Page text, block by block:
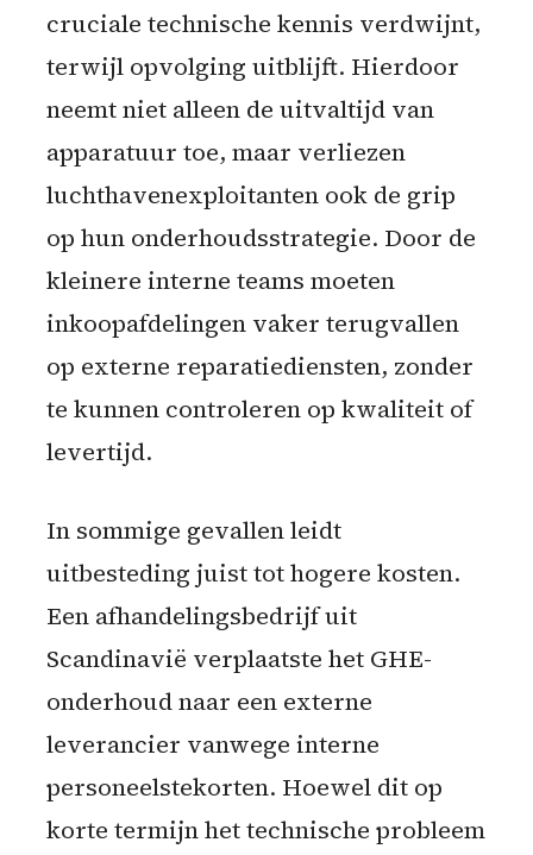
cruciale technische kennis verdwijnt,
terwijl opvolging uitblijft. Hierdoor
neemt niet alleen de uitvaltijd van
apparatuur toe, maar verliezen
luchthavenexploitanten ook de grip
op hun onderhoudsstrategie. Door de
kleinere interne teams moeten
inkoopafdelingen vaker terugvallen
op externe reparatiediensten, zonder
te kunnen controleren op kwaliteit of
levertijd.
In sommige gevallen leidt
uitbesteding juist tot hogere kosten.
Een afhandelingsbedrijf uit
Scandinavië verplaatste het GHE-
onderhoud naar een externe
leverancier vanwege interne
personeelstekorten. Hoewel dit op
korte termijn het technische probleem